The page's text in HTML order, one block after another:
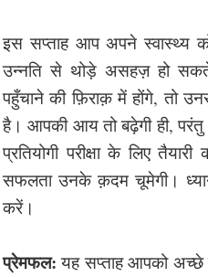
इस सप्ताह आप अपने स्वास्थ्य
उन्नति से थोड़े असहज़ हो
पहुँचाने की फ़िराक़ में होंगे, तो
है। आपकी आय तो बढ़ेगी ही, परंतु
प्रतियोगी परीक्षा के लिए
सफलता उनके क़दम चूमेगी।
करें।
प्रेमफल:यह सप्ताह आपको अच्छे